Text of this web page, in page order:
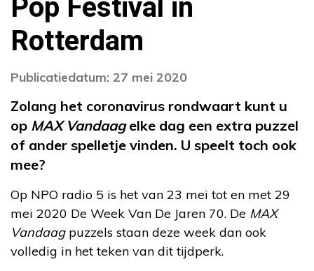
Rotterdam
Publicatiedatum: 27 mei 2020
Zolang het coronavirus rondwaart kunt u
op MAX Vandaagelke dag een extra puzzel
of ander spelletje vinden. U speelt toch ook
mee?
Op NPO radio 5 is het van 23 mei tot en met 29
mei 2020 De Week Van De Jaren 70. De MAX
Vandaagpuzzels staan deze week dan ook
volledig in het teken van dit tijdperk.